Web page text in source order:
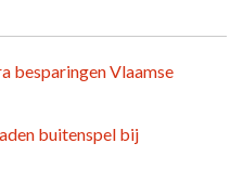
besparingen Vlaamse
buitenspel bij